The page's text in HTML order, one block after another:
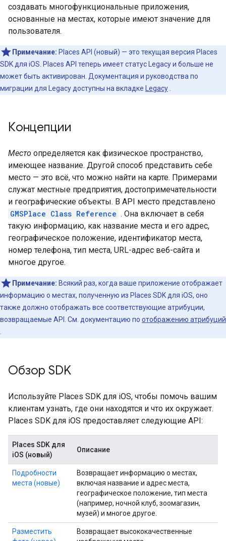
создавать многофункциональные приложения,
основанные на местах, которые имеют значение для
пользователя.
Примечание: Places API (новый) — это текущая версия Places
SDK для iOS. Places API теперь имеет статус Legacy и больше не
может быть активирован. Документация и руководства по
миграции для Legacy доступны на вкладке
Legacy
Концепции
Место определяется как физическое пространство,
имеющее название. Другой способ представить себе
место — это всё, что можно найти на карте. Примерами
служат местные предприятия, достопримечательности
и географические объекты. В API место представлено
GMSPlace Class Reference . Она включает в себя
такую информацию, как название места и его адрес,
географическое положение, идентификатор места,
номер телефона, тип места, URL-адрес веб-сайта и
многое другое.
Примечание: Всякий раз, когда ваше приложение отображает
информацию о местах, полученную из Places SDK для iOS, оно
также должно отображать все соответствующие атрибуции,
возвращаемые API. См. документацию по отображению атрибуций
Обзор SDK
Используйте Places SDK для iOS, чтобы помочь вашим
клиентам узнать, где они находятся и что их окружает.
Places SDK для iOS предоставляет следующие API:
Places SDK для
iOS (новый)
Описание
Подробности
места (новые)
Возвращает информацию о местах,
включая название и адрес места,
географическое положение, тип места
(например, ночной клуб, зоомагазин,
музей) и многое другое.
Разместить
Возвращает высококачественные